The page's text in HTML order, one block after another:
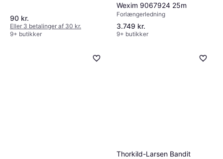
90 kr.
Eller 3 betalinger af 30 kr.
9+ butikker
Wexim 9067924 25m
Forlængerledning
3.749 kr.
9+ butikker
Thorkild-Larsen Bandit